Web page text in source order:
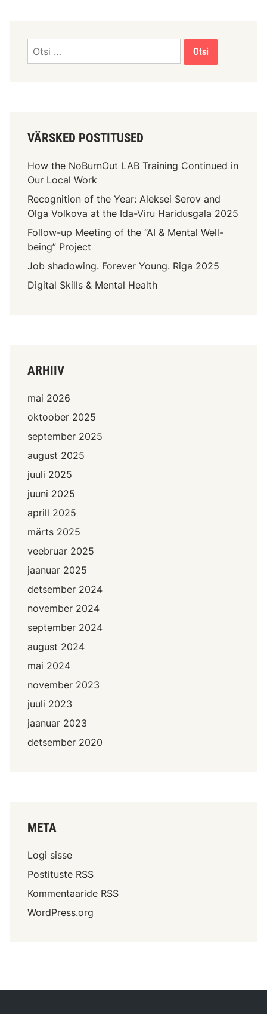
VÄRSKED POSTITUSED
How the NoBurnOut LAB Training Continued in
Our Local Work
Recognition of the Year: Aleksei Serov and
Olga Volkova at the Ida-Viru Haridusgala 2025
Follow-up Meeting of the “AI & Mental Well-
being” Project
Job shadowing. Forever Young. Riga 2025
Digital Skills & Mental Health
ARHIIV
mai 2026
oktoober 2025
september 2025
august 2025
juuli 2025
juuni 2025
aprill 2025
märts 2025
veebruar 2025
jaanuar 2025
detsember 2024
november 2024
september 2024
august 2024
mai 2024
november 2023
juuli 2023
jaanuar 2023
detsember 2020
META
Logi sisse
Postituste RSS
Kommentaaride RSS
WordPress.org